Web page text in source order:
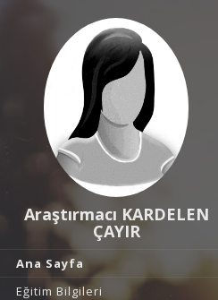
Araştırmacı KARDELEN
ÇAYIR
Ana Sayfa
Eğitim Bilgileri